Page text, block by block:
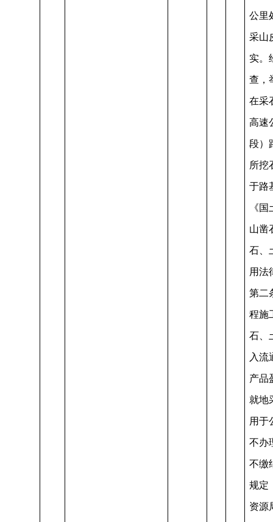
公里
采山
实。
查，
在采
高速
段）
所挖
于路
《
山凿
石、
用法
第二
程施
石、
入流
产品
就地
用于
不办
不缴
规定
资源